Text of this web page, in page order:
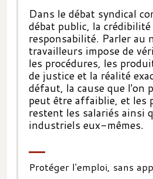
Dans le débat syndical
débat public, la
responsabilité. Parler au
travailleurs impose de
les procédures, les
de justice et la réalité
défaut, la cause que l'on
peut être affaiblie, et les
restent les salariés ainsi
industriels eux-mêmes.
Protéger l'emploi, sans